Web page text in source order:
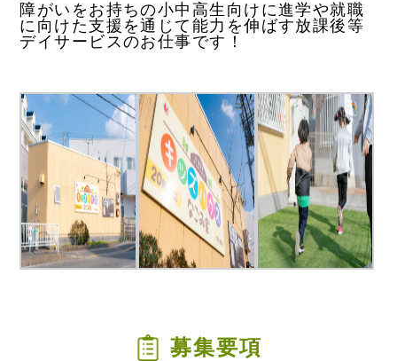
障がいをお持ちの小中高生向けに進学や就職
に向けた支援を通じて能力を伸ばす放課後等
デイサービスのお仕事です！
募集要項